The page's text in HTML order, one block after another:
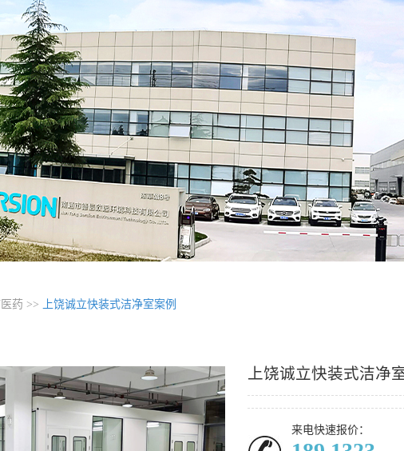
药 >> 上饶诚立快装式洁净室案例
上饶诚立快装式洁净
来电快速报价：